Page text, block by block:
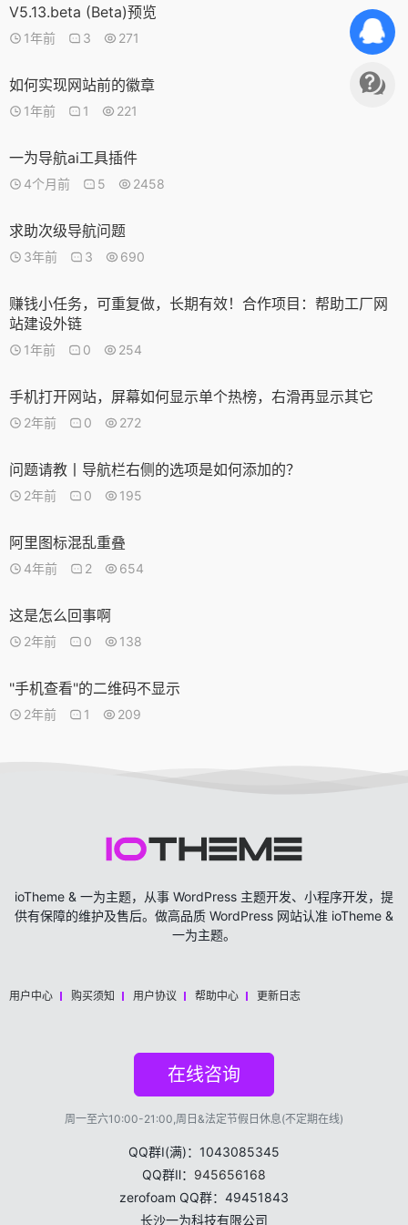
V5.13.beta (Beta)预览
1年前 3 271
如何实现网站前的徽章
1年前 1 221
一为导航ai工具插件
4个月前 5 2458
求助次级导航问题
3年前 3 690
赚钱小任务，可重复做，长期有效！合作项目：帮助工厂网
站建设外链
1年前 0 254
手机打开网站，屏幕如何显示单个热榜，右滑再显示其它
2年前 0 272
问题请教丨导航栏右侧的选项是如何添加的？
2年前 0 195
阿里图标混乱重叠
4年前 2 654
这是怎么回事啊
2年前 0 138
"手机查看"的二维码不显示
2年前 1 209
ioTheme & 一为主题，从事 WordPress 主题开发、小程序开发，提
供有保障的维护及售后。做高品质 WordPress 网站认准 ioTheme &
一为主题。
用户中心 购买须知 用户协议 帮助中心 更新日志
在线咨询
周一至六10:00-21:00,周日&法定节假日休息(不定期在线)
QQ群Ⅰ(满)：1043085345
QQ群Ⅱ： 945656168
zerofoam QQ群：49451843
长沙一为科技有限公司